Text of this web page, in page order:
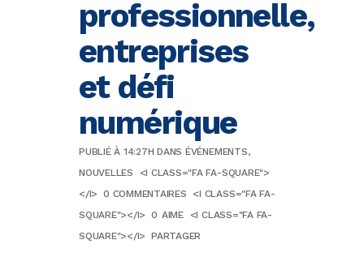
professionnelle,
entreprises
et défi
numérique
PUBLIÉ À 14:27H DANS ÉVÉNEMENTS,
NOUVELLES
<I CLASS="FA FA-SQUARE">
</I> 0 COMMENTAIRES
<I CLASS="FA FA-
SQUARE"></I> 0 AIME
<I CLASS="FA FA-
SQUARE"></I> PARTAGER